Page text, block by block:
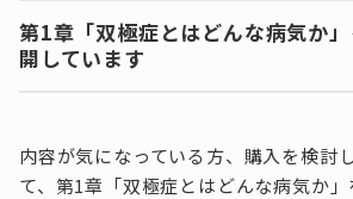
第1章「双極症とはどんな病気か
開しています
内容が気になっている方、購入を検討
て、第1章「双極症とはどんな病気か